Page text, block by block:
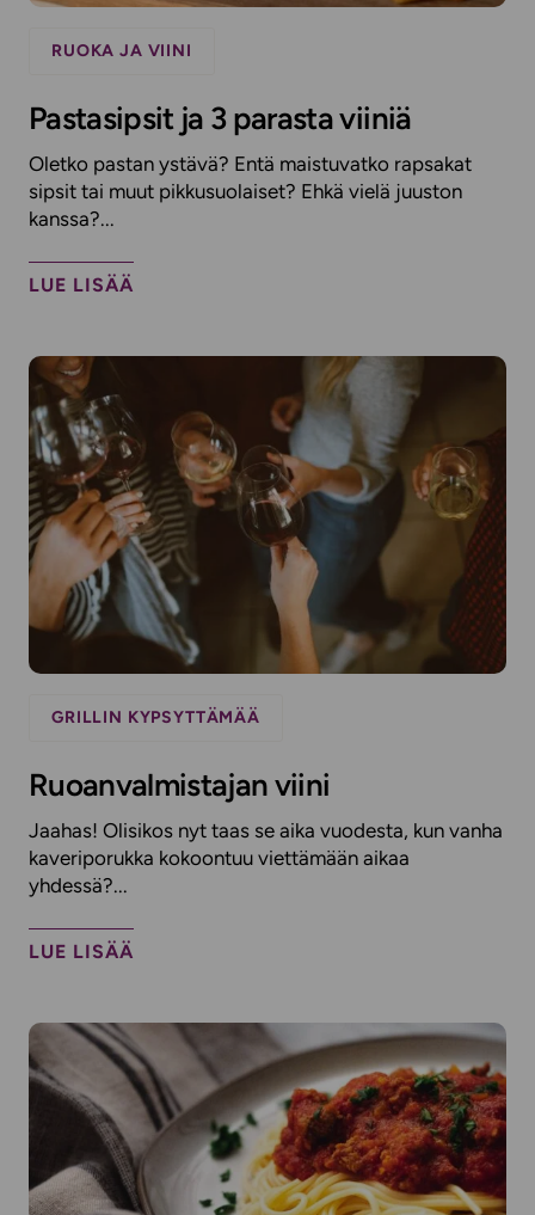
RUOKA JA VIINI
Pastasipsit ja 3 parasta viiniä
Oletko pastan ystävä? Entä maistuvatko rapsakat
sipsit tai muut pikkusuolaiset? Ehkä vielä juuston
kanssa?...
LUE LISÄÄ
GRILLIN KYPSYTTÄMÄÄ
Ruoanvalmistajan viini
Jaahas! Olisikos nyt taas se aika vuodesta, kun vanha
kaveriporukka kokoontuu viettämään aikaa
yhdessä?...
LUE LISÄÄ